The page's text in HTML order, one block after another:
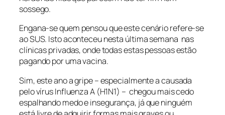
sossego.
Engana-se quem pensou que este cenário refere-se
ao SUS. Isto aconteceu nesta última semana nas
clínicas privadas, onde todas estas pessoas estão
pagando por uma vacina.
Sim, este ano a gripe – especialmente a causada
pelo vírus Influenza A (H1N1) – chegou mais cedo
espalhando medo e insegurança, já que ninguém